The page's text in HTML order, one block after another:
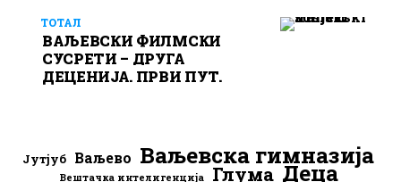
ТОТАЛ
ВАЉЕВСКИ ФИЛМСКИ
СУСРЕТИ – ДРУГА
ДЕЦЕНИЈА. ПРВИ ПУТ.
Јутјуб Ваљево Ваљевска гимназија
Вештачка интелигенција Глума Деца